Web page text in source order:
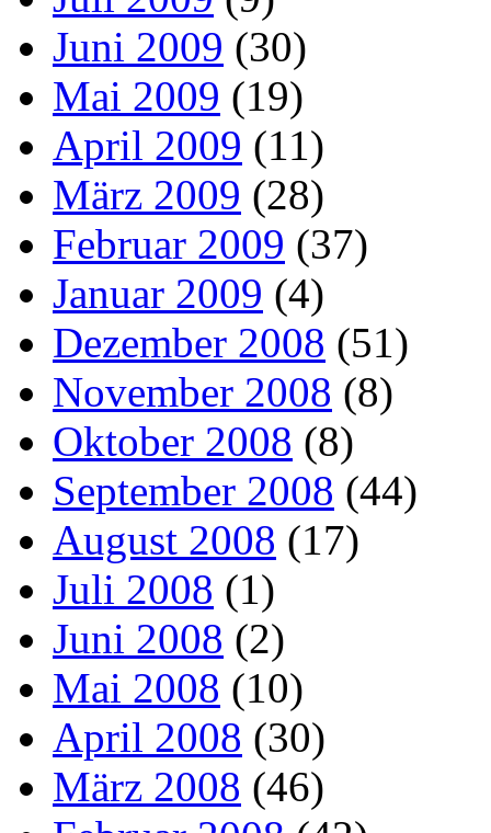
Juni 2009 (30)
Mai 2009 (19)
April 2009 (11)
März 2009 (28)
Februar 2009 (37)
Januar 2009 (4)
Dezember 2008 (51)
November 2008 (8)
Oktober 2008 (8)
September 2008 (44)
August 2008 (17)
Juli 2008 (1)
Juni 2008 (2)
Mai 2008 (10)
April 2008 (30)
März 2008 (46)